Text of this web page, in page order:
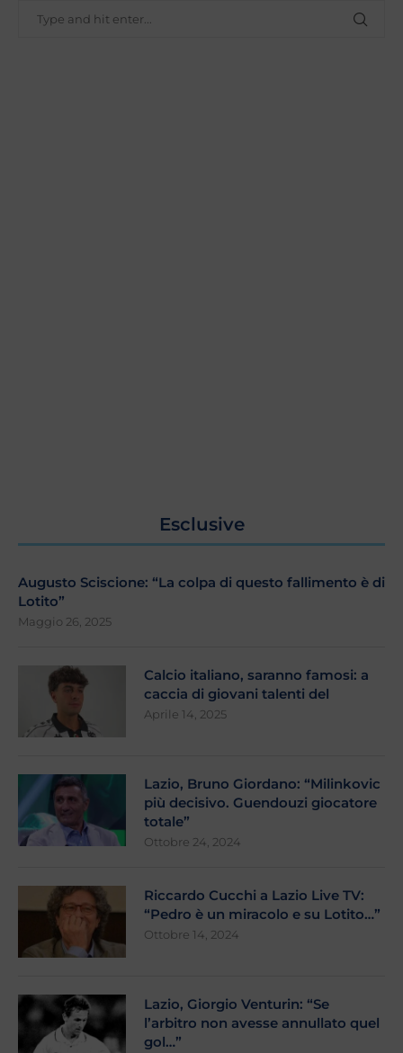
Esclusive
Augusto Sciscione: “La colpa di questo fallimento è di
Lotito”
Maggio 26, 2025
Calcio italiano, saranno famosi: a
caccia di giovani talenti del
Aprile 14, 2025
Lazio, Bruno Giordano: “Milinkovic
più decisivo. Guendouzi giocatore
totale”
Ottobre 24, 2024
Riccardo Cucchi a Lazio Live TV:
“Pedro è un miracolo e su Lotito…”
Ottobre 14, 2024
Lazio, Giorgio Venturin: “Se
l’arbitro non avesse annullato quel
gol…”